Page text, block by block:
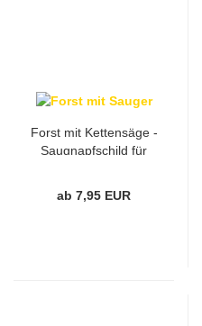
Forst mit Kettensäge -
Saugnapfschild für
ab 7,95 EUR